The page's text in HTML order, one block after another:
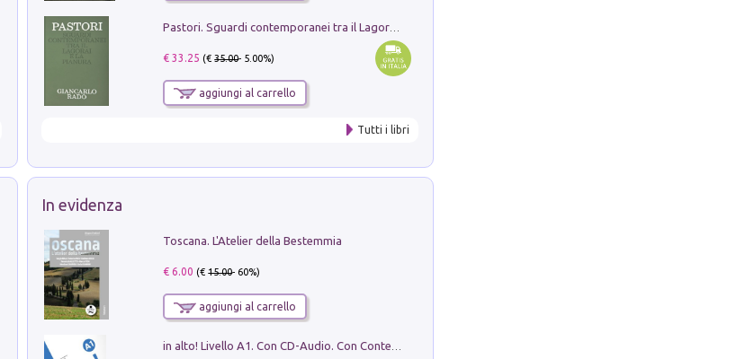
€ 33.25 (€35.00- 5.00%)
aggiungi al carrello
Tutti i libri
In evidenza
Toscana. L'Atelier della Bestemmia
€ 6.00 (€15.00- 60%)
aggiungi al carrello